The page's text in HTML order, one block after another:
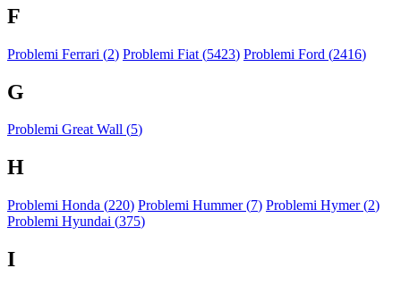
F
Problemi Ferrari (2) Problemi Fiat (5423) Problemi Ford (2416)
G
Problemi Great Wall (5)
H
Problemi Honda (220) Problemi Hummer (7) Problemi Hymer (2)
Problemi Hyundai (375)
I